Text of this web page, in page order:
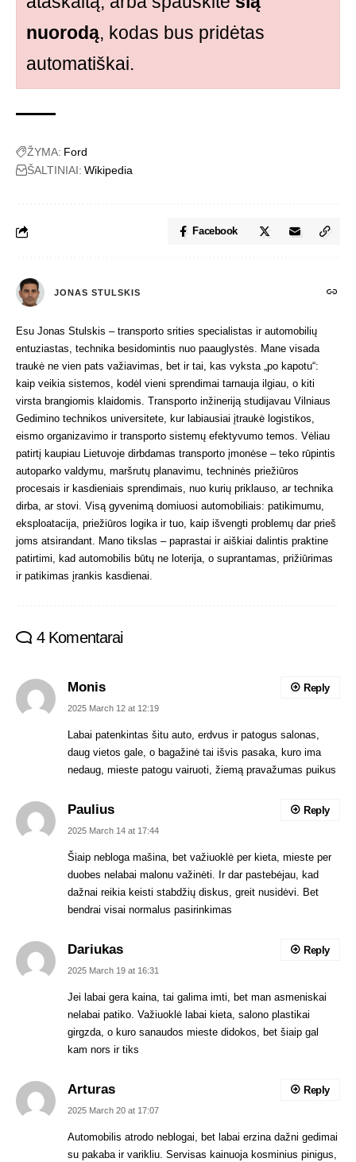
nuorodą, kodas bus pridėtas
automatiškai.
ŽYMA: Ford
ŠALTINIAI: Wikipedia
Facebook
JONAS STULSKIS
Esu Jonas Stulskis – transporto srities specialistas ir automobilių
entuziastas, technika besidomintis nuo paauglystės. Mane visada
traukė ne vien pats važiavimas, bet ir tai, kas vyksta „po kapotu“:
kaip veikia sistemos, kodėl vieni sprendimai tarnauja ilgiau, o kiti
virsta brangiomis klaidomis. Transporto inžineriją studijavau Vilniaus
Gedimino technikos universitete, kur labiausiai įtraukė logistikos,
eismo organizavimo ir transporto sistemų efektyvumo temos. Vėliau
patirtį kaupiau Lietuvoje dirbdamas transporto įmonėse – teko rūpintis
autoparko valdymu, maršrutų planavimu, techninės priežiūros
procesais ir kasdieniais sprendimais, nuo kurių priklauso, ar technika
dirba, ar stovi. Visą gyvenimą domiuosi automobiliais: patikimumu,
eksploatacija, priežiūros logika ir tuo, kaip išvengti problemų dar prieš
joms atsirandant. Mano tikslas – paprastai ir aiškiai dalintis praktine
patirtimi, kad automobilis būtų ne loterija, o suprantamas, prižiūrimas
ir patikimas įrankis kasdienai.
4 Komentarai
Monis
2025 March 12 at 12:19
Labai patenkintas šitu auto, erdvus ir patogus salonas,
daug vietos gale, o bagažinė tai išvis pasaka, kuro ima
nedaug, mieste patogu vairuoti, žiemą pravažumas puikus
Reply
Paulius
2025 March 14 at 17:44
Šiaip nebloga mašina, bet važiuoklė per kieta, mieste per
duobes nelabai malonu važinėti. Ir dar pastebėjau, kad
dažnai reikia keisti stabdžių diskus, greit nusidėvi. Bet
bendrai visai normalus pasirinkimas
Reply
Dariukas
2025 March 19 at 16:31
Jei labai gera kaina, tai galima imti, bet man asmeniskai
nelabai patiko. Važiuoklė labai kieta, salono plastikai
girgzda, o kuro sanaudos mieste didokos, bet šiaip gal
kam nors ir tiks
Reply
Arturas
2025 March 20 at 17:07
Automobilis atrodo neblogai, bet labai erzina dažni gedimai
su pakaba ir varikliu. Servisas kainuoja kosminius pinigus,
Reply